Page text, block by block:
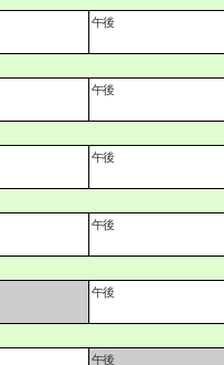
午後
午後
午後
午後
午後
午後